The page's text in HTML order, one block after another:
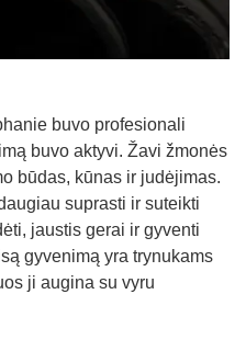
buvo profesionali
buvo aktyvi. Žavi žmonės
būdas, kūnas ir judėjimas.
suprasti ir suteikti
jaustis gerai ir gyventi
gyvenimą yra trynukams
ji augina su vyru